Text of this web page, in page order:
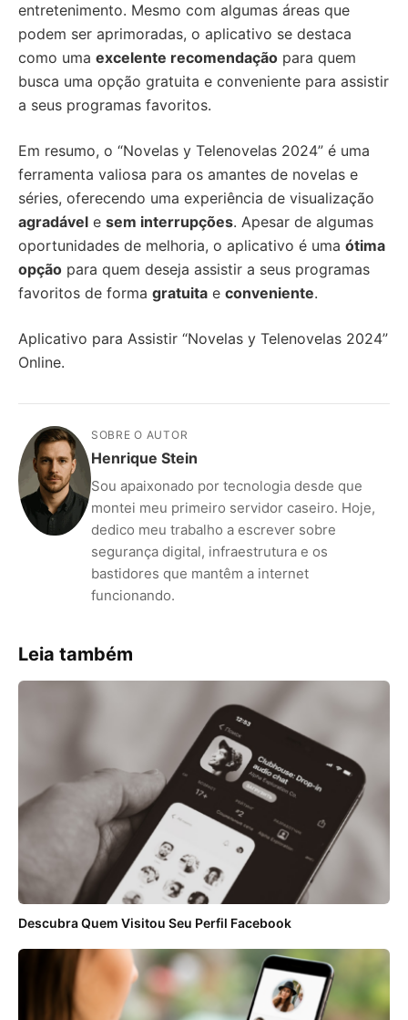
entretenimento. Mesmo com algumas áreas que
podem ser aprimoradas, o aplicativo se destaca
como uma excelente recomendação para quem
busca uma opção gratuita e conveniente para assistir
a seus programas favoritos.
Em resumo, o “Novelas y Telenovelas 2024” é uma
ferramenta valiosa para os amantes de novelas e
séries, oferecendo uma experiência de visualização
agradável e sem interrupções. Apesar de algumas
oportunidades de melhoria, o aplicativo é uma ótima
opção para quem deseja assistir a seus programas
favoritos de forma gratuita e conveniente.
Aplicativo para Assistir “Novelas y Telenovelas 2024”
Online.
SOBRE O AUTOR
Henrique Stein
Sou apaixonado por tecnologia desde que
montei meu primeiro servidor caseiro. Hoje,
dedico meu trabalho a escrever sobre
segurança digital, infraestrutura e os
bastidores que mantêm a internet
funcionando.
Leia também
Descubra Quem Visitou Seu Perfil Facebook